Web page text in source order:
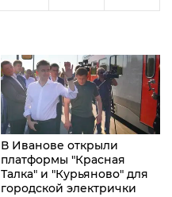
В Иванове открыли
платформы "Красная
Талка" и "Курьяново" для
городской электрички